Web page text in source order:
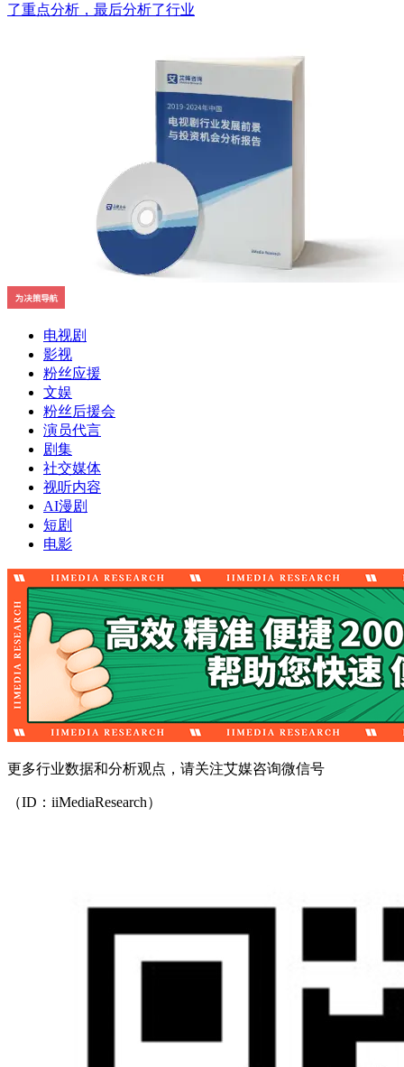
了重点分析，最后分析了行业
电视剧
影视
粉丝应援
文娱
粉丝后援会
演员代言
剧集
社交媒体
视听内容
AI漫剧
短剧
电影
更多行业数据和分析观点，请关注艾媒咨询微信号
（ID：iiMediaResearch）